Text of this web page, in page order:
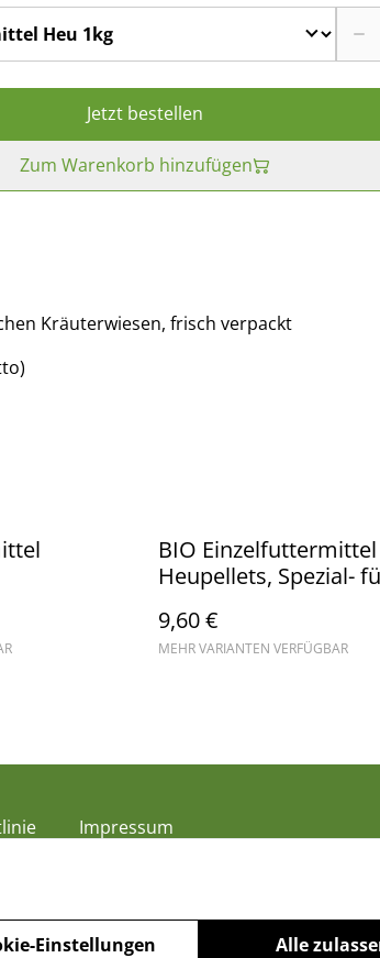
Jetzt bestellen
Zum Warenkorb hinzufügen
Kräuterwiesen, frisch verpackt
BIO Einzelfuttermittel
Heupellets, Spezial-
9,60 €
MEHR VARIANTEN VERFÜGBAR
Impressum
Alle
Einstellungen